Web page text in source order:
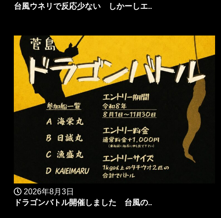
台風ウネリで反応少ない しかーしエ..
2026年8月3日
ドラゴンバトル開催しました 台風の..